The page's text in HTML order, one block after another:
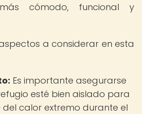
cómodo, funcional y
a considerar en esta
Es importante asegurarse
esté bien aislado para
calor extremo durante el